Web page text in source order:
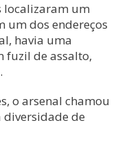
localizaram um
um dos endereços
havia uma
fuzil de assalto,
o arsenal chamou
diversidade de